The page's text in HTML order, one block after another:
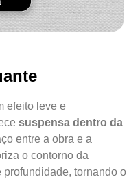
efeito leve e
suspensa dentro da
entre a obra e a
o contorno da
profundidade, tornando o